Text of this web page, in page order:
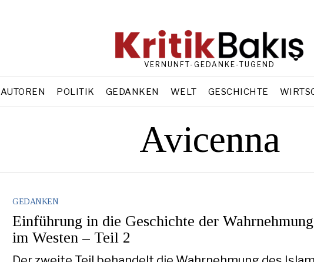
VERNUNFT-GEDANKE-TUGEND
AUTOREN POLITIK GEDANKEN WELT GESCHICHTE
Avicenna
GEDANKEN
Einführung in die Geschichte der
im Westen – Teil 2